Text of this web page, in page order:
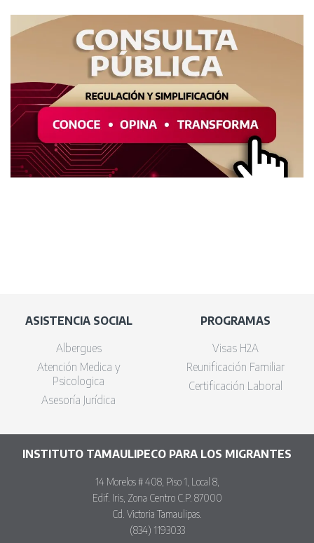
ASISTENCIA SOCIAL
Albergues
Atención Medica y
Psicologica
Asesoría Jurídica
PROGRAMAS
Visas H2A
Reunificación Familiar
Certificación Laboral
INSTITUTO TAMAULIPECO PARA LOS MIGRANTES
14 Morelos # 408, Piso 1, Local 8,
Edif. Iris, Zona Centro C.P. 87000
Cd. Victoria Tamaulipas.
(834) 1193033